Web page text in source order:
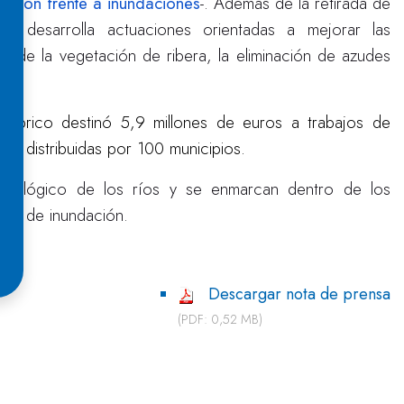
desarrolla actuaciones orientadas a mejorar las
de la vegetación de ribera, la eliminación de azudes
destinó 5,9 millones de euros a trabajos de
distribuidas por 100 municipios.
de los ríos y se enmarcan dentro de los
de inundación.
Descargar nota de prensa
(PDF: 0,52 MB)